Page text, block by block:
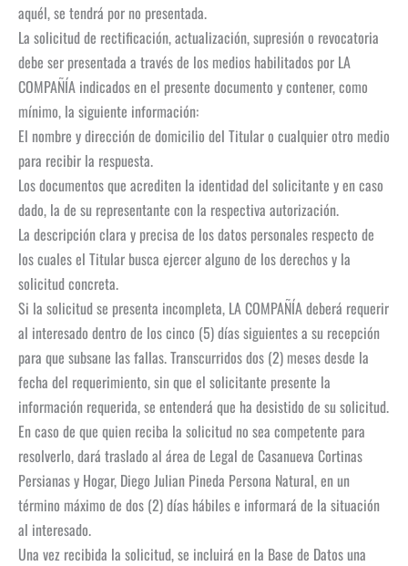
aquél, se tendrá por no presentada.
La solicitud de rectificación, actualización, supresión o revocatoria
debe ser presentada a través de los medios habilitados por LA
COMPAÑÍA indicados en el presente documento y contener, como
mínimo, la siguiente información:
El nombre y dirección de domicilio del Titular o cualquier otro medio
para recibir la respuesta.
Los documentos que acrediten la identidad del solicitante y en caso
dado, la de su representante con la respectiva autorización.
La descripción clara y precisa de los datos personales respecto de
los cuales el Titular busca ejercer alguno de los derechos y la
solicitud concreta.
Si la solicitud se presenta incompleta, LA COMPAÑÍA deberá requerir
al interesado dentro de los cinco (5) días siguientes a su recepción
para que subsane las fallas. Transcurridos dos (2) meses desde la
fecha del requerimiento, sin que el solicitante presente la
información requerida, se entenderá que ha desistido de su solicitud.
En caso de que quien reciba la solicitud no sea competente para
resolverlo, dará traslado al área de Legal de Casanueva Cortinas
Persianas y Hogar, Diego Julian Pineda Persona Natural, en un
término máximo de dos (2) días hábiles e informará de la situación
al interesado.
Una vez recibida la solicitud, se incluirá en la Base de Datos una